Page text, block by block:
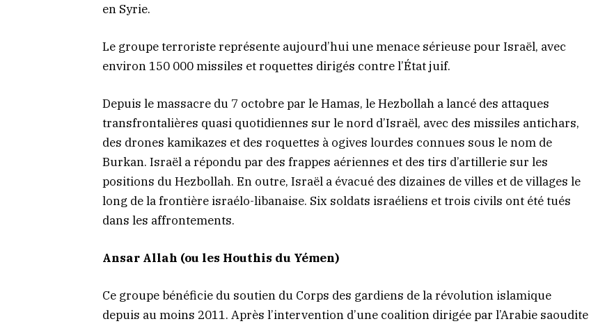
en Syrie.
Le groupe terroriste représente aujourd’hui une menace sérieuse pour Israël, avec
environ 150 000 missiles et roquettes dirigés contre l’État juif.
Depuis le massacre du 7 octobre par le Hamas, le Hezbollah a lancé des attaques
transfrontalières quasi quotidiennes sur le nord d’Israël, avec des missiles antichars,
des drones kamikazes et des roquettes à ogives lourdes connues sous le nom de
Burkan. Israël a répondu par des frappes aériennes et des tirs d’artillerie sur les
positions du Hezbollah. En outre, Israël a évacué des dizaines de villes et de villages le
long de la frontière israélo-libanaise. Six soldats israéliens et trois civils ont été tués
dans les affrontements.
Ansar Allah (ou les Houthis du Yémen)
Ce groupe bénéficie du soutien du Corps des gardiens de la révolution islamique
depuis au moins 2011. Après l’intervention d’une coalition dirigée par l’Arabie saoudite